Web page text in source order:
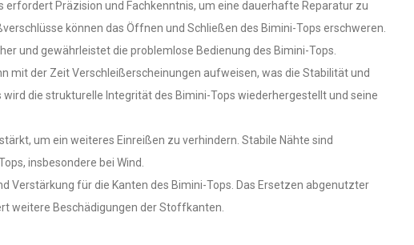
Präzision und Fachkenntnis, um eine dauerhafte Reparatur zu
können das Öffnen und Schließen des Bimini-Tops erschweren.
und gewährleistet die problemlose Bedienung des Bimini-Tops.
mit der Zeit Verschleißerscheinungen aufweisen, was die Stabilität und
die strukturelle Integrität des Bimini-Tops wiederhergestellt und seine
um ein weiteres Einreißen zu verhindern. Stabile Nähte sind
insbesondere bei Wind.
Verstärkung für die Kanten des Bimini-Tops. Das Ersetzen abgenutzter
weitere Beschädigungen der Stoffkanten.